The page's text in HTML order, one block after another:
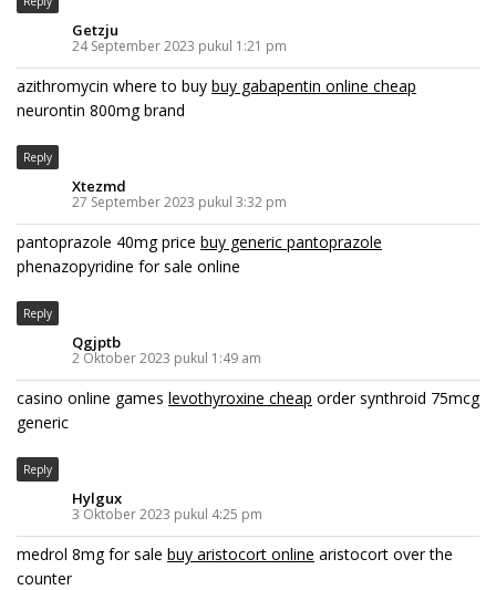
Getzju
24 September 2023 pukul 1:21 pm
azithromycin where to buy buy gabapentin online cheap
neurontin 800mg brand
Reply
Xtezmd
27 September 2023 pukul 3:32 pm
pantoprazole 40mg price buy generic pantoprazole
phenazopyridine for sale online
Reply
Qgjptb
2 Oktober 2023 pukul 1:49 am
casino online games levothyroxine cheap order synthroid 75mcg
generic
Reply
Hylgux
3 Oktober 2023 pukul 4:25 pm
medrol 8mg for sale buy aristocort online aristocort over the
counter